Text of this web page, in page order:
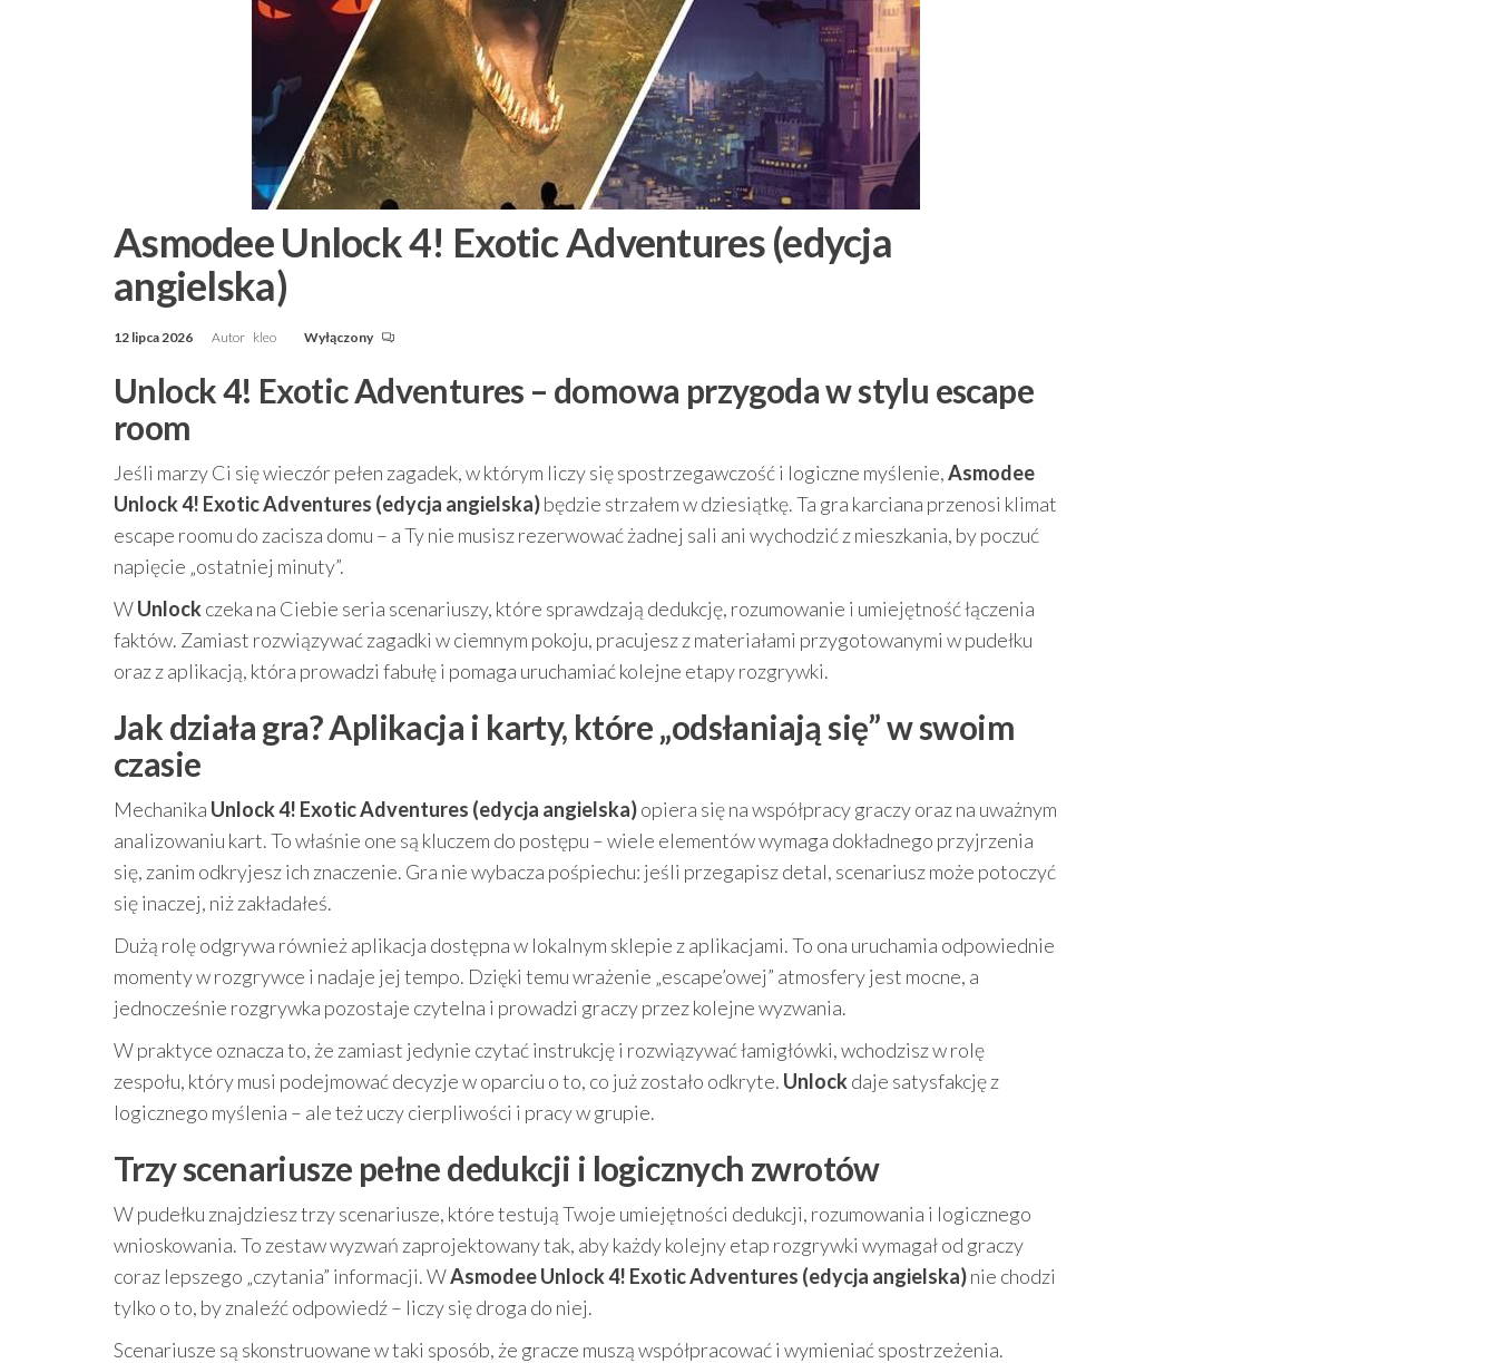
Asmodee Unlock 4! Exotic Adventures (edycja
angielska)
12 lipca 2026 Autor kleo Wyłączony
Unlock 4! Exotic Adventures – domowa przygoda w stylu escape
room
Jeśli marzy Ci się wieczór pełen zagadek, w którym liczy się spostrzegawczość i logiczne myślenie,Asmodee
Unlock 4! Exotic Adventures (edycja angielska)będzie strzałem w dziesiątkę. Ta gra karciana przenosi klimat
escape roomu do zacisza domu – a Ty nie musisz rezerwować żadnej sali ani wychodzić z mieszkania, by poczuć
napięcie „ostatniej minuty”.
WUnlockczeka na Ciebie seria scenariuszy, które sprawdzają dedukcję, rozumowanie i umiejętność łączenia
faktów. Zamiast rozwiązywać zagadki w ciemnym pokoju, pracujesz z materiałami przygotowanymi w pudełku
oraz z aplikacją, która prowadzi fabułę i pomaga uruchamiać kolejne etapy rozgrywki.
Jak działa gra? Aplikacja i karty, które „odsłaniają się” w swoim
czasie
Mechanika Unlock 4! Exotic Adventures (edycja angielska)opiera się na współpracy graczy oraz na uważnym
analizowaniu kart. To właśnie one są kluczem do postępu – wiele elementów wymaga dokładnego przyjrzenia
się, zanim odkryjesz ich znaczenie. Gra nie wybacza pośpiechu: jeśli przegapisz detal, scenariusz może potoczyć
się inaczej, niż zakładałeś.
Dużą rolę odgrywa również aplikacja dostępna w lokalnym sklepie z aplikacjami. To ona uruchamia odpowiednie
momenty w rozgrywce i nadaje jej tempo. Dzięki temu wrażenie „escape’owej” atmosfery jest mocne, a
jednocześnie rozgrywka pozostaje czytelna i prowadzi graczy przez kolejne wyzwania.
W praktyce oznacza to, że zamiast jedynie czytać instrukcję i rozwiązywać łamigłówki, wchodzisz w rolę
zespołu, który musi podejmować decyzje w oparciu o to, co już zostało odkryte. Unlockdaje satysfakcję z
logicznego myślenia – ale też uczy cierpliwości i pracy w grupie.
Trzy scenariusze pełne dedukcji i logicznych zwrotów
W pudełku znajdziesz trzy scenariusze, które testują Twoje umiejętności dedukcji, rozumowania i logicznego
wnioskowania. To zestaw wyzwań zaprojektowany tak, aby każdy kolejny etap rozgrywki wymagał od graczy
coraz lepszego „czytania” informacji. WAsmodee Unlock 4! Exotic Adventures (edycja angielska)nie chodzi
tylko o to, by znaleźć odpowiedź – liczy się droga do niej.
Scenariusze są skonstruowane w taki sposób, że gracze muszą współpracować i wymieniać spostrzeżenia.